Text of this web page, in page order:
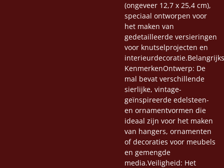
(ongeveer 12,7 x 25,4 cm),
speciaal ontworpen voor
het maken van
gedetailleerde versieringen
voor knutselprojecten en
KenmerkenOntwerp: De
mal bevat verschillende
sierlijke, vintage-
geïnspireerde edelsteen-
en ornamentvormen die
ideaal zijn voor het maken
van hangers, ornamenten
of decoraties voor meubels
en gemengde
media.Veiligheid: Het